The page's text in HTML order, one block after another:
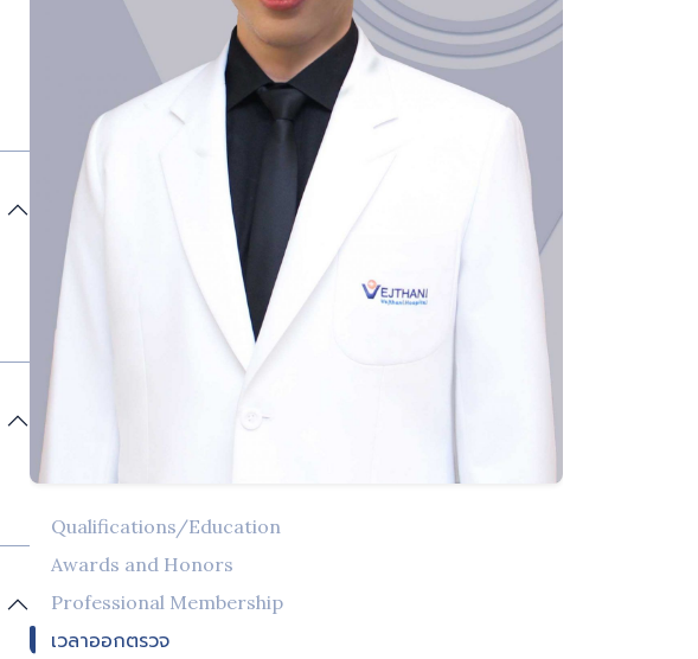
Qualifications/Education
Awards and Honors
Professional Membership
เวลาออกตรวจ